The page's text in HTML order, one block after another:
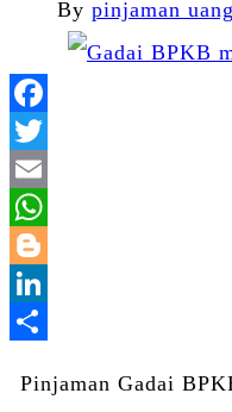
By pinjaman uang
Pinjaman Gadai